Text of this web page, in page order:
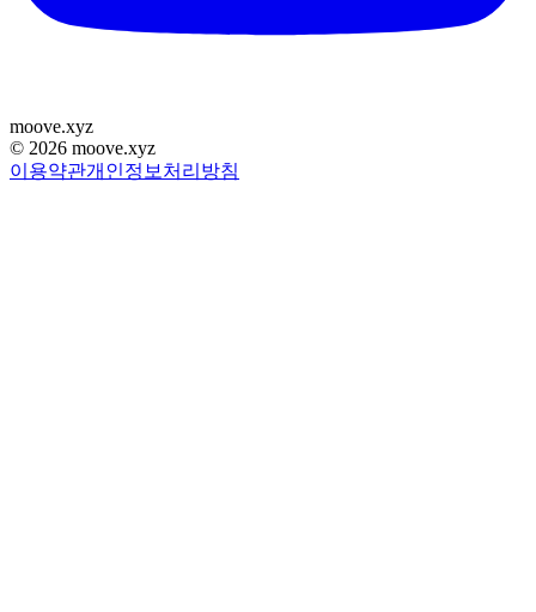
moove.xyz
© 2026 moove.xyz
이용약관개인정보처리방침